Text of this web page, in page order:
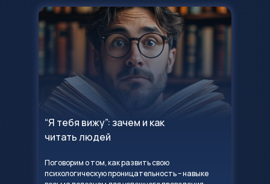
Поговорим о том, как развить свою
психологическую проницательность – навыке
“Я тебя вижу”: зачем и как
читать людей